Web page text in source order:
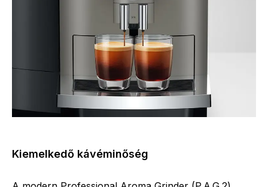
Kiemelkedő kávéminőség